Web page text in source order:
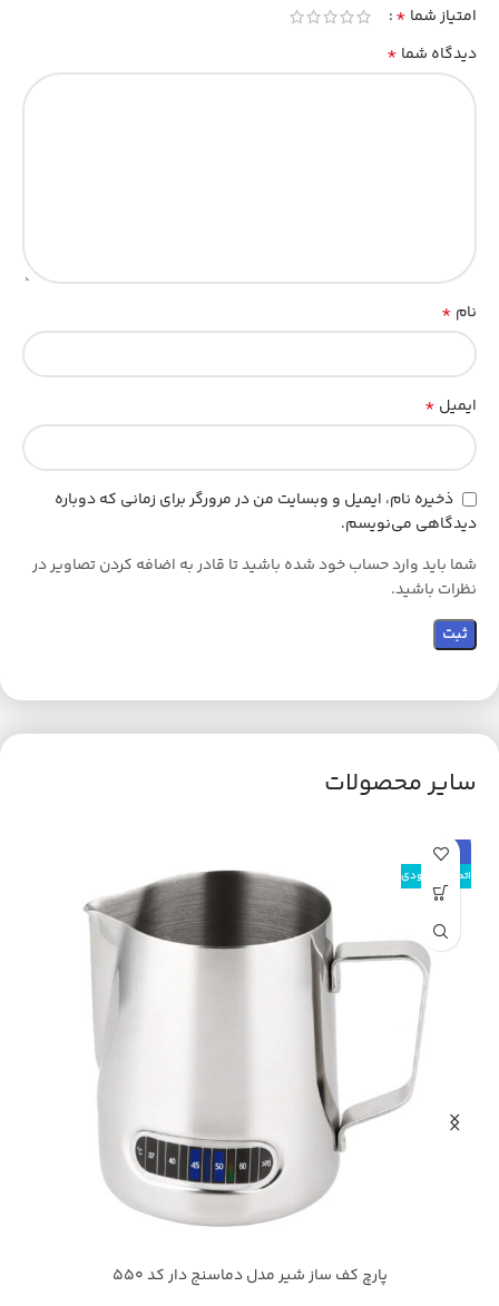
امتیاز شما *
دیدگاه شما *
نام *
ایمیل *
ذخیره نام، ایمیل و وبسایت من در مرورگر برای زمانی که دوباره
دیدگاهی می‌نویسم.
شما باید وارد حساب خود شده باشید تا قادر به اضافه کردن تصاویر در
نظرات باشید.
سایر محصولات
حراج
اتمام موجودی
نقره ای
پارچ کف ساز شیر مدل دماسنج دار کد 550